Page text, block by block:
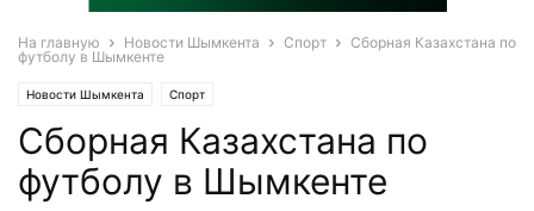
На главную Новости Шымкента Спорт
Сборная Казахстана по
футболу в Шымкенте
Новости Шымкента Спорт
Сборная Казахстана по
футболу в Шымкенте